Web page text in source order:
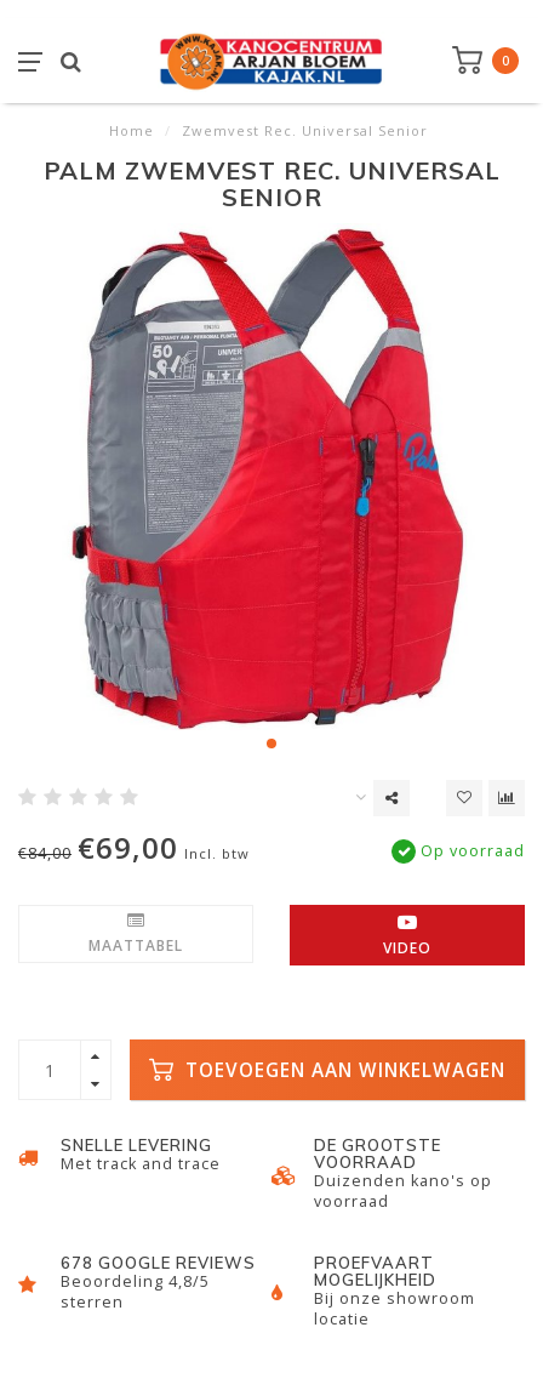
0
Home / Zwemvest Rec. Universal Senior
PALM ZWEMVEST REC. UNIVERSAL
SENIOR
€84,00 €69,00 Incl. btw Op voorraad
MAATTABEL VIDEO
TOEVOEGEN AAN WINKELWAGEN
SNELLE LEVERING
Met track and trace
DE GROOTSTE
VOORRAAD
Duizenden kano's op
voorraad
678 GOOGLE REVIEWS
Beoordeling 4,8/5
sterren
PROEFVAART
MOGELIJKHEID
Bij onze showroom
locatie